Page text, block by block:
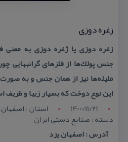
زغره دوزی
زغره دوزی یا ژغره دوزی به
جنس پولك‌ها از فلزهای گرانبهایی
ملیله‌ها نیز از همان جنس و به
این نوع دوخت كه بسیار زیبا و
1400/11/21
استان : اصفهان
دسته : صنایع دستی ایران
آدرس : اصفهان یزد